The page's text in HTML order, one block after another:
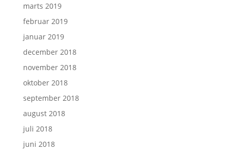
marts 2019
februar 2019
januar 2019
december 2018
november 2018
oktober 2018
september 2018
august 2018
juli 2018
juni 2018